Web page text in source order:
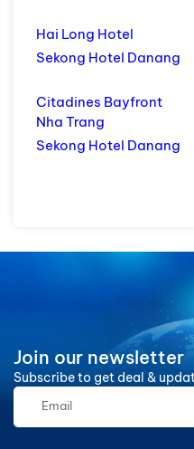
Hai Long Hotel
Sekong Hotel Danang
Citadines Bayfront
Nha Trang
Sekong Hotel Danang
Join our newsletter
Subscribe to get deal &